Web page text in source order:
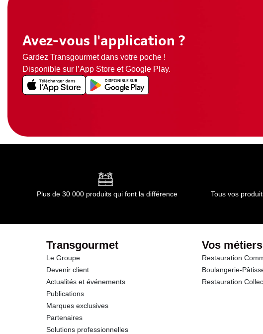
Avez-vous l'application ?
Gardez Transgourmet dans votre poche !
Disponible sur l’App Store et Google Play.
Plus de 30 000 produits qui font la différence Tous vos
Transgourmet
Le Groupe
Devenir client
Actualités et événements
Publications
Marques exclusives
Partenaires
Solutions professionnelles
Vos métiers
Restauration
Boulangerie-
Restauration